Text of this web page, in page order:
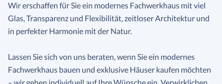
Wir erschaffen für Sie ein modernes Fachwerkhaus mit viel
Glas, Transparenz und Flexibilität, zeitloser Architektur und
in perfekter Harmonie mit der Natur.
Lassen Sie sich von uns beraten, wenn Sie ein modernes
Fachwerkhaus bauen und exklusive Häuser kaufen möchten